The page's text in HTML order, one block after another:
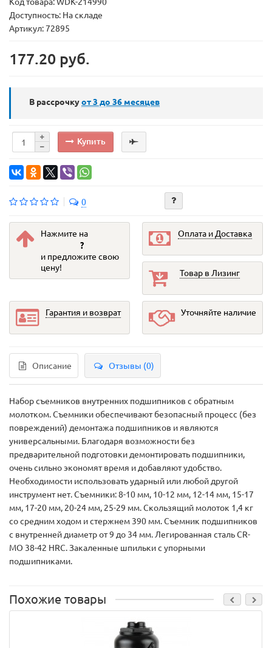
Доступность: На складе
Артикул: 72895
177.20 руб.
В рассрочкуот 3 до 36 месяцев
Купить
0
Нажмите на
?
и предложите свою
цену!
Оплата и Доставка
Товар в Лизинг
Гарантия и возврат Уточняйте наличие
Описание Отзывы (0)
Набор съемников внутренних подшипников с обратным
молотком. Съемники обеспечивают безопасный процесс (без
повреждений) демонтажа подшипников и являются
универсальными. Благодаря возможности без
предварительной подготовки демонтировать подшипники,
очень сильно экономят время и добавляют удобство.
Необходимости использовать ударный или любой другой
инструмент нет. Съемники: 8-10 мм, 10-12 мм, 12-14 мм, 15-17
мм, 17-20 мм, 20-24 мм, 25-29 мм. Скользящий молоток 1,4 кг
со средним ходом и стержнем 390 мм. Съемник подшипников
с внутренней диаметр от 9 до 34 мм. Легированная сталь CR-
MO 38-42 HRС. Закаленные шпильки с упорными
подшипниками.
Похожие товары